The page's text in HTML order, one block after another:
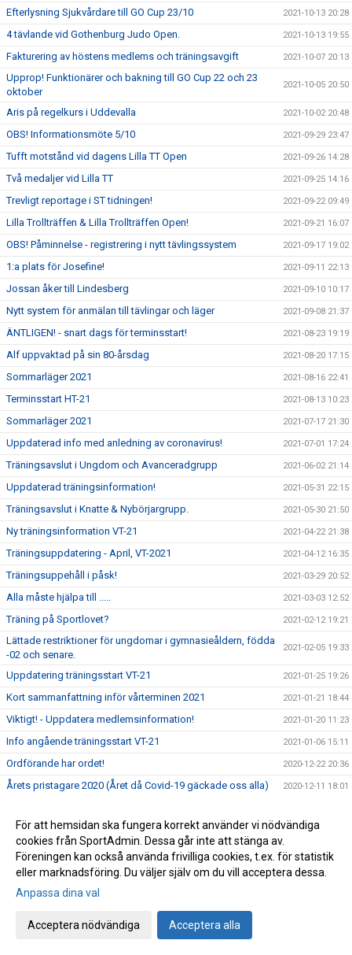
Efterlysning Sjukvårdare till GO Cup 23/10 2021-10-13 20:28
4 tävlande vid Gothenburg Judo Open. 2021-10-13 19:55
Fakturering av höstens medlems och träningsavgift 2021-10-07 20:13
Upprop! Funktionärer och bakning till GO Cup 22 och 23
oktober
2021-10-05 20:50
Aris på regelkurs i Uddevalla 2021-10-02 20:48
OBS! Informationsmöte 5/10 2021-09-29 23:47
Tufft motstånd vid dagens Lilla TT Open 2021-09-26 14:28
Två medaljer vid Lilla TT 2021-09-25 14:16
Trevligt reportage i ST tidningen! 2021-09-22 09:49
Lilla Trollträffen & Lilla Trollträffen Open! 2021-09-21 16:07
OBS! Påminnelse - registrering i nytt tävlingssystem 2021-09-17 19:02
1:a plats för Josefine! 2021-09-11 22:13
Jossan åker till Lindesberg 2021-09-10 10:17
Nytt system för anmälan till tävlingar och läger 2021-09-08 21:37
ÄNTLIGEN! - snart dags för terminsstart! 2021-08-23 19:19
Alf uppvaktad på sin 80-årsdag 2021-08-20 17:15
Sommarläger 2021 2021-08-16 22:41
Terminsstart HT-21 2021-08-13 10:23
Sommarläger 2021 2021-07-17 21:30
Uppdaterad info med anledning av coronavirus! 2021-07-01 17:24
Träningsavslut i Ungdom och Avanceradgrupp 2021-06-02 21:14
Uppdaterad träningsinformation! 2021-05-31 22:15
Träningsavslut i Knatte & Nybörjargrupp. 2021-05-30 21:50
Ny träningsinformation VT-21 2021-04-22 21:38
Träningsuppdatering - April, VT-2021 2021-04-12 16:35
Träningsuppehåll i påsk! 2021-03-29 20:52
Alla måste hjälpa till ..... 2021-03-03 12:52
Träning på Sportlovet? 2021-02-12 19:21
Lättade restriktioner för ungdomar i gymnasieåldern, födda
-02 och senare.
2021-02-05 19:33
Uppdatering träningsstart VT-21 2021-01-25 19:26
Kort sammanfattning inför vårterminen 2021 2021-01-21 18:44
Viktigt! - Uppdatera medlemsinformation! 2021-01-20 11:23
Info angående träningsstart VT-21 2021-01-06 15:11
Ordförande har ordet! 2020-12-22 20:36
Årets pristagare 2020 (Året då Covid-19 gäckade oss alla) 2020-12-11 18:01
Avanceradgruppen.
Avslutningsträning för Knatte och Nybörjargrupp! 2020-12-06 19:11
Terminsslutet är nära! 2020-12-05 10:55
Missa inte klubbens Träningsbingo!
Ny info angående träning och träningstider!
För att hemsidan ska fungera korrekt använder vi nödvändiga
cookies från SportAdmin. Dessa går inte att stänga av.
Föreningen kan också använda frivilliga cookies, t.ex. för statistik
eller marknadsföring. Du väljer själv om du vill acceptera dessa.
Anpassa dina val
Acceptera nödvändiga Acceptera alla